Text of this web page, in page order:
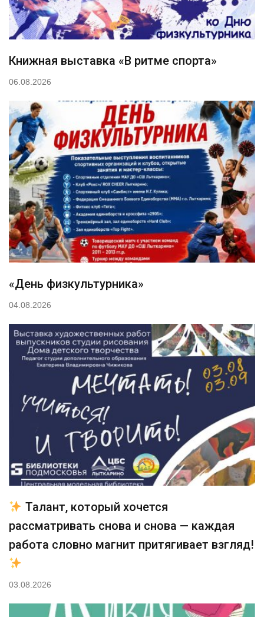
Книжная выставка «В ритме спорта»
06.08.2026
«День физкультурника»
04.08.2026
Талант, который хочется
рассматривать снова и снова — каждая
работа словно магнит притягивает взгляд!
03.08.2026